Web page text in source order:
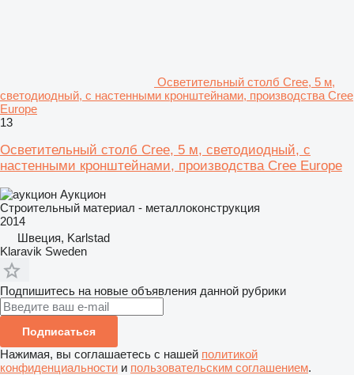
Осветительный столб Cree, 5 м,
светодиодный, с настенными кронштейнами, производства Cree
Europe
13
Осветительный столб Cree, 5 м, светодиодный, с
настенными кронштейнами, производства Cree Europe
Аукцион
Строительный материал - металлоконструкция
2014
Швеция, Karlstad
Klaravik Sweden
Подпишитесь на новые объявления данной рубрики
Подписаться
Нажимая, вы соглашаетесь с нашей политикой
конфиденциальности и пользовательским соглашением.